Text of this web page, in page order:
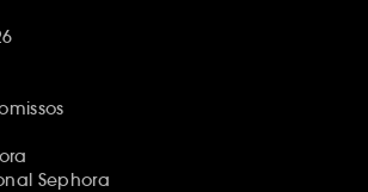
Sephora